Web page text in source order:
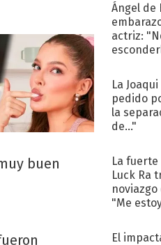
buen
Ángel de
actriz:
La
pedido
la
de..."
La
Luck Ra
noviazgo
"Me
El